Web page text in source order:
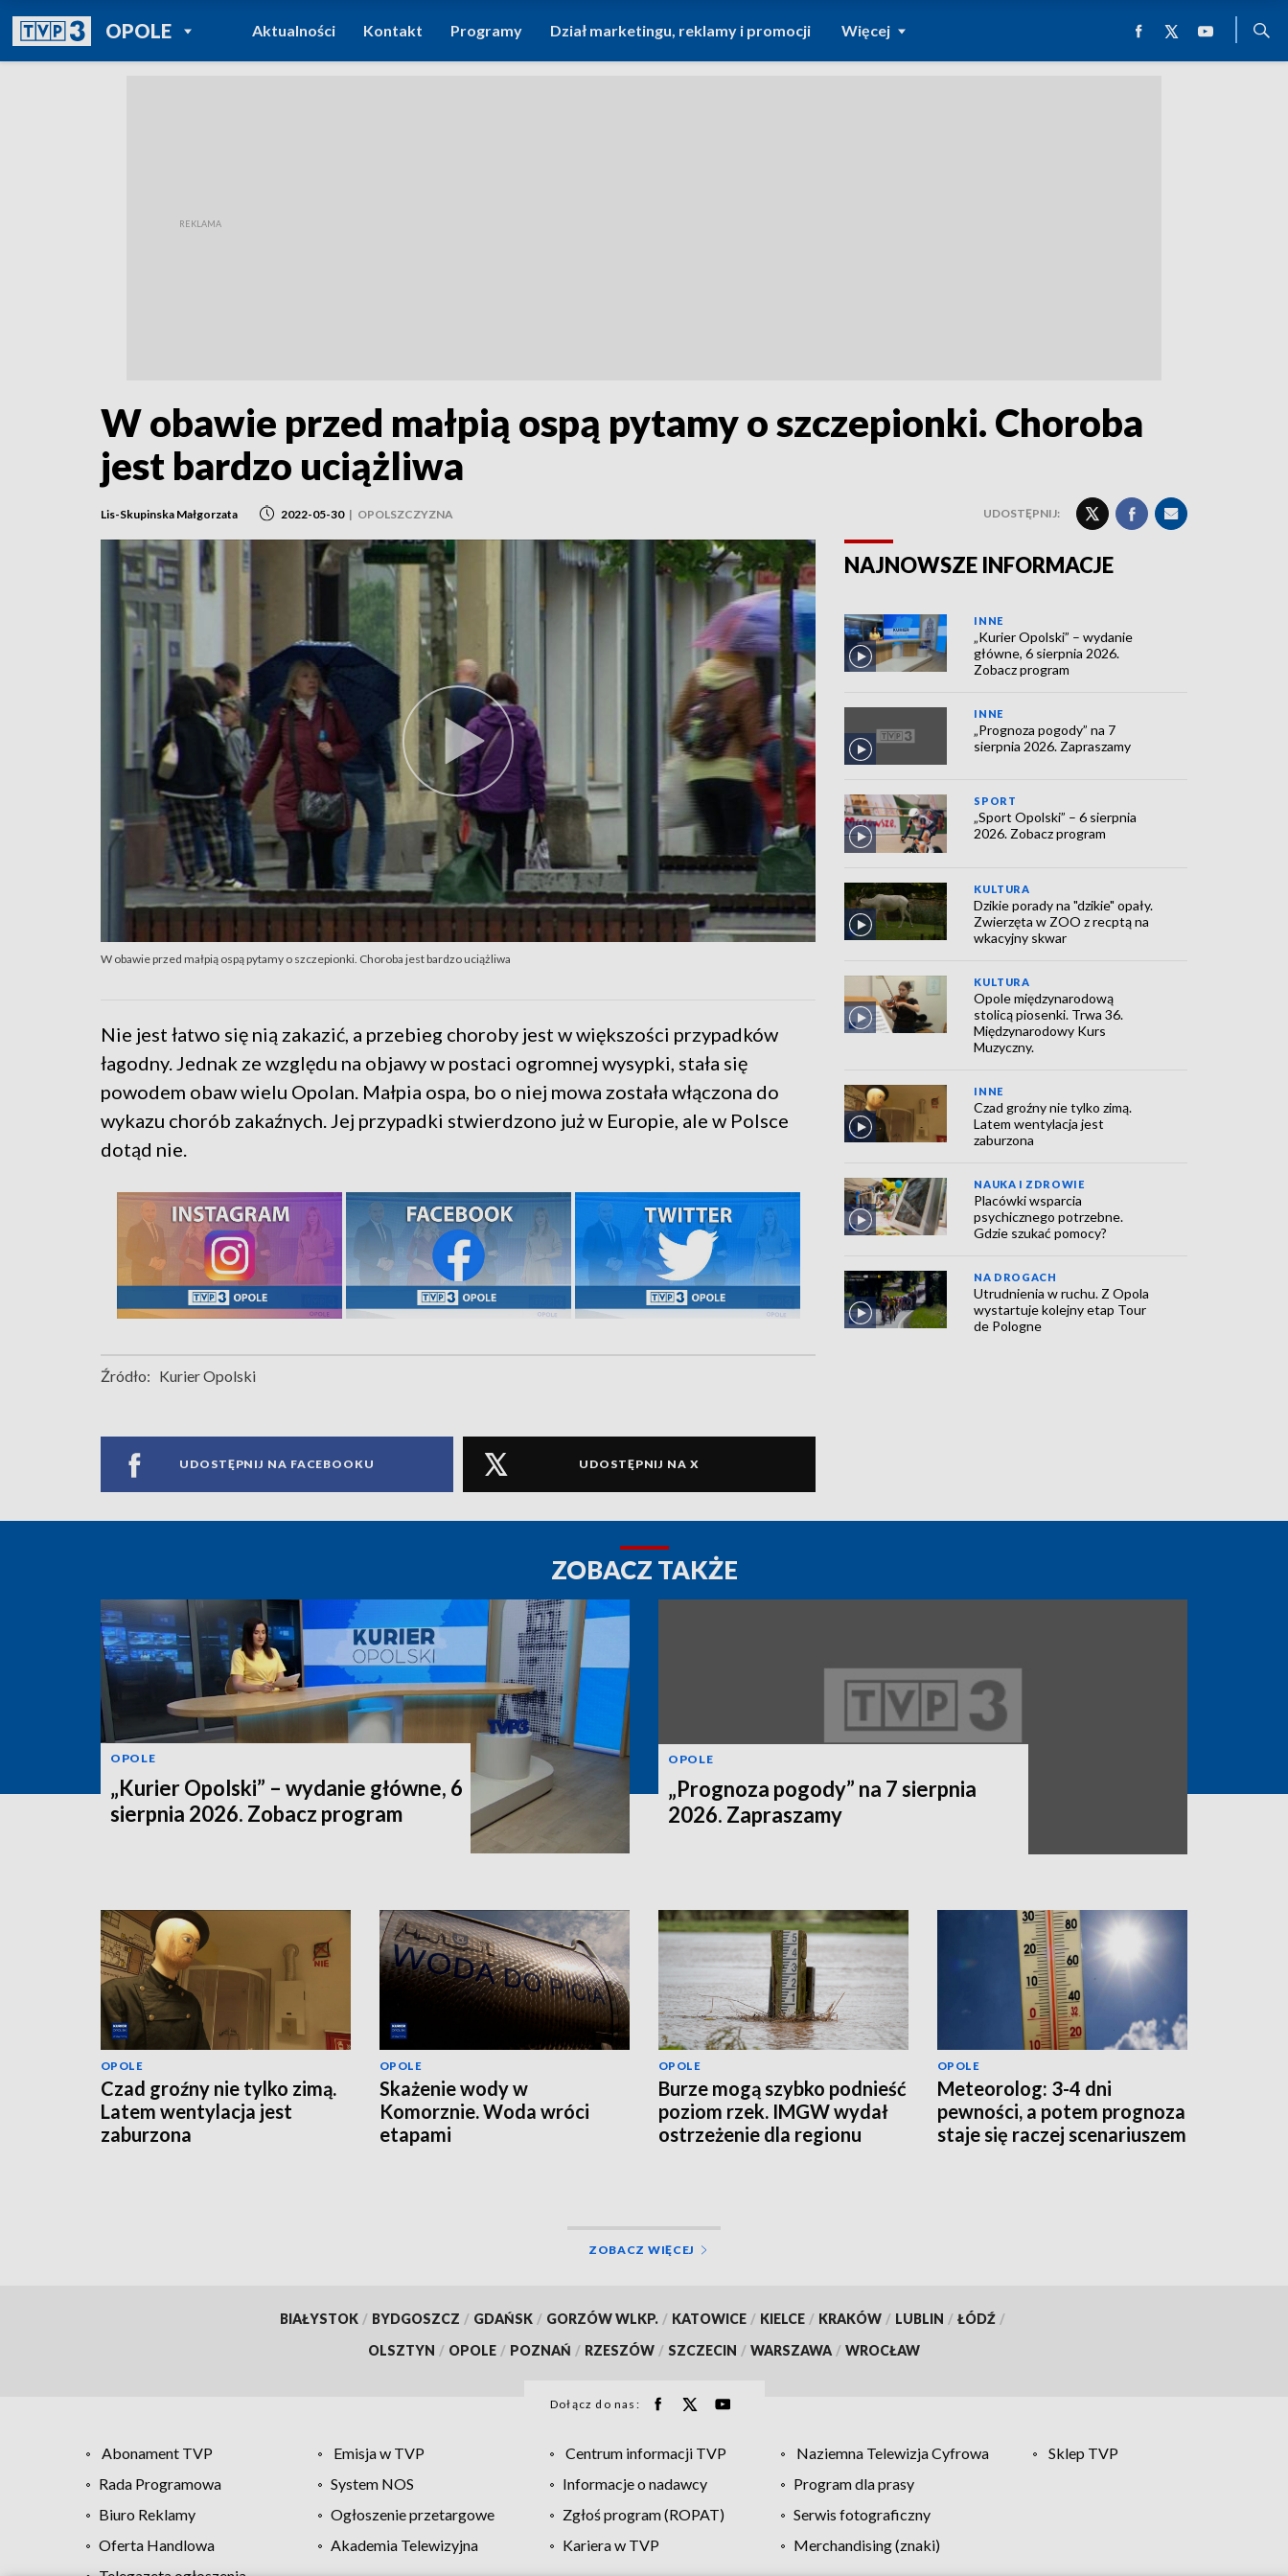
OPOLEPOWRÓT DO
TVP REGIONY
Aktualności Kontakt Programy Dział marketingu, reklamy i promocji Więcej
W obawie przed małpią ospą pytamy o szczepionki. Choroba
jest bardzo uciążliwa
Lis-Skupinska Małgorzata 2022-05-30 | OPOLSZCZYZNA UDOSTĘPNIJ:
W obawie przed małpią ospą pytamy o szczepionki. Choroba jest bardzo uciążliwa
Nie jest łatwo się nią zakazić, a przebieg choroby jest w większości przypadków
łagodny. Jednak ze względu na objawy w postaci ogromnej wysypki, stała się
powodem obaw wielu Opolan. Małpia ospa, bo o niej mowa została włączona do
wykazu chorób zakaźnych. Jej przypadki stwierdzono już w Europie, ale w Polsce
dotąd nie.
Źródło: Kurier Opolski
UDOSTĘPNIJ NA FACEBOOKU UDOSTĘPNIJ NA X
NAJNOWSZE INFORMACJE
INNE
„Kurier Opolski” – wydanie
główne, 6 sierpnia 2026.
Zobacz program
INNE
„Prognoza pogody” na 7
sierpnia 2026. Zapraszamy
SPORT
„Sport Opolski” – 6 sierpnia
2026. Zobacz program
KULTURA
Dzikie porady na "dzikie" opały.
Zwierzęta w ZOO z recptą na
wkacyjny skwar
KULTURA
Opole międzynarodową
stolicą piosenki. Trwa 36.
Międzynarodowy Kurs
Muzyczny.
INNE
Czad groźny nie tylko zimą.
Latem wentylacja jest
zaburzona
NAUKA I ZDROWIE
Placówki wsparcia
psychicznego potrzebne.
Gdzie szukać pomocy?
NA DROGACH
Utrudnienia w ruchu. Z Opola
wystartuje kolejny etap Tour
de Pologne
ZOBACZ TAKŻE
OPOLE
„Kurier Opolski” – wydanie główne, 6
sierpnia 2026. Zobacz program
OPOLE
„Prognoza pogody” na 7 sierpnia
2026. Zapraszamy
OPOLE
Czad groźny nie tylko zimą.
Latem wentylacja jest
zaburzona
OPOLE
Skażenie wody w
Komorznie. Woda wróci
etapami
OPOLE
Burze mogą szybko podnieść
poziom rzek. IMGW wydał
ostrzeżenie dla regionu
OPOLE
Meteorolog: 3-4 dni
pewności, a potem prognoza
staje się raczej scenariuszem
ZOBACZ WIĘCEJ
BIAŁYSTOK / BYDGOSZCZ / GDAŃSK / GORZÓW WLKP. / KATOWICE / KIELCE / KRAKÓW / LUBLIN / ŁÓDŹ /
OLSZTYN / OPOLE / POZNAŃ / RZESZÓW / SZCZECIN / WARSZAWA / WROCŁAW
Dołącz do nas:
Abonament TVP Emisja w TVP Centrum informacji TVP Naziemna Telewizja Cyfrowa
Sklep TVP
Rada Programowa
System NOS Informacje o nadawcy
Program dla prasy
Biuro Reklamy
Ogłoszenie przetargowe Zgłoś program (ROPAT)
Serwis fotograficzny
Oferta Handlowa
Akademia Telewizyjna Kariera w TVP
Merchandising (znaki)